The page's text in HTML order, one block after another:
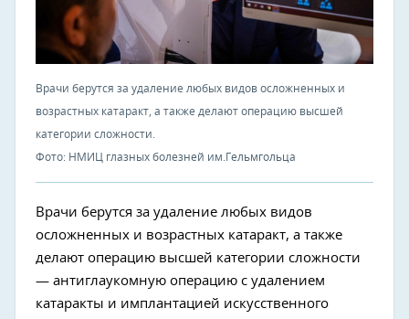
Врачи берутся за удаление любых видов осложненных и
возрастных катаракт, а также делают операцию высшей
категории сложности.
Фото: НМИЦ глазных болезней им.Гельмгольца
Врачи берутся за удаление любых видов
осложненных и возрастных катаракт, а также
делают операцию высшей категории сложности
— антиглаукомную операцию с удалением
катаракты и имплантацией искусственного